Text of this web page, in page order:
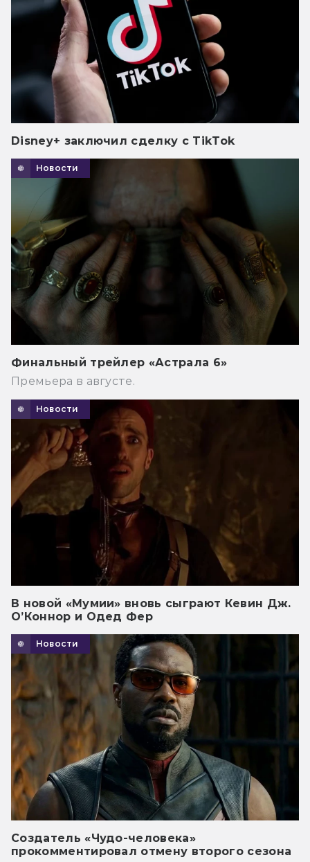
Disney+ заключил сделку с TikTok
Новости
Финальный трейлер «Астрала 6»
Премьера в августе.
Новости
В новой «Мумии» вновь сыграют Кевин Дж.
О’Коннор и Одед Фер
Новости
Создатель «Чудо-человека»
прокомментировал отмену второго сезона